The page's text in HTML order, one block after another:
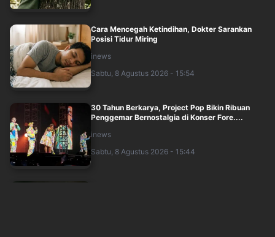
Cara Mencegah Ketindihan, Dokter Sarankan
Posisi Tidur Miring
inews
Sabtu, 8 Agustus 2026 - 15:54
30 Tahun Berkarya, Project Pop Bikin Ribuan
Penggemar Bernostalgia di Konser Fore....
inews
Sabtu, 8 Agustus 2026 - 15:44